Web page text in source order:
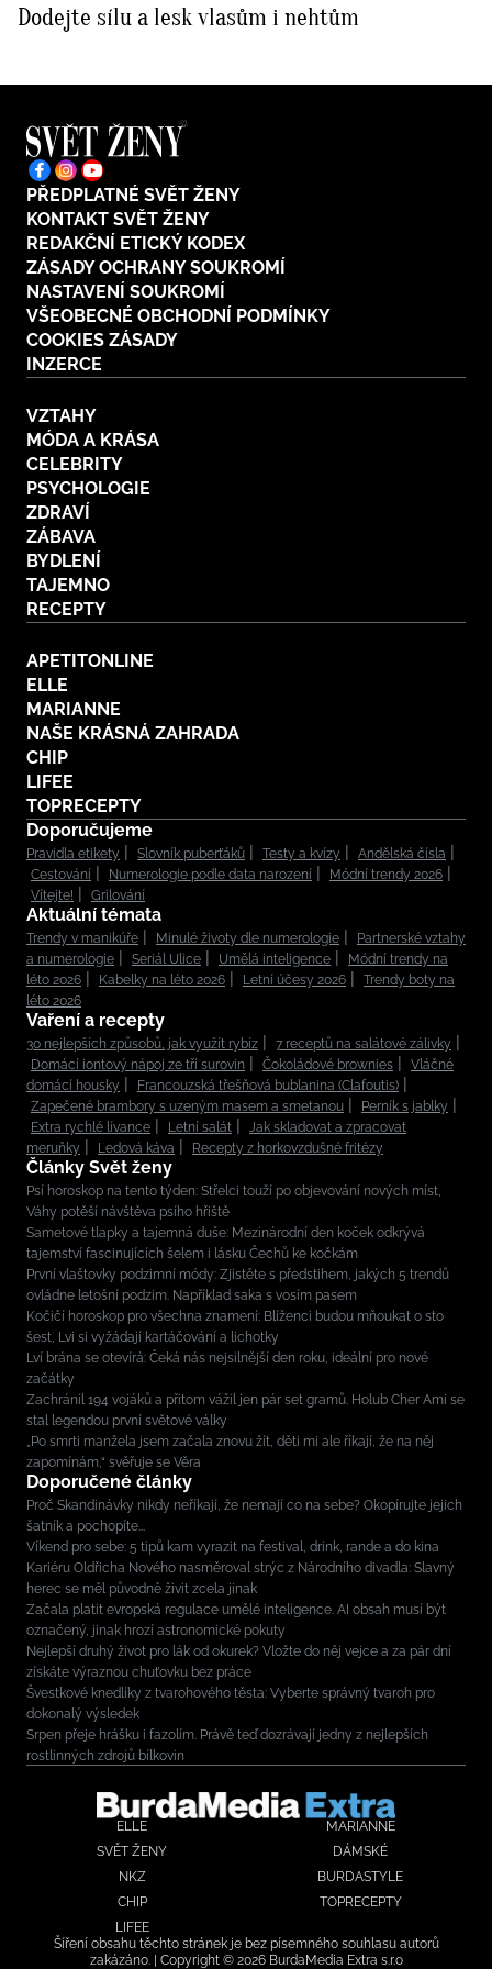
Tvoření
BurdaMedia
Dodejte sílu a lesk vlasům i nehtům
PŘEDPLATNÉ SVĚT ŽENY
KONTAKT SVĚT ŽENY
REDAKČNÍ ETICKÝ KODEX
ZÁSADY OCHRANY SOUKROMÍ
NASTAVENÍ SOUKROMÍ
VŠEOBECNÉ OBCHODNÍ PODMÍNKY
COOKIES ZÁSADY
INZERCE
VZTAHY
MÓDA A KRÁSA
CELEBRITY
PSYCHOLOGIE
ZDRAVÍ
ZÁBAVA
BYDLENÍ
TAJEMNO
RECEPTY
APETITONLINE
ELLE
MARIANNE
NAŠE KRÁSNÁ ZAHRADA
CHIP
LIFEE
TOPRECEPTY
Doporučujeme
Pravidla etikety Slovník puberťáků Testy a kvízy
Andělská čísla
Cestování
Numerologie podle data narození
Módní trendy 2026
Vítejte!
Grilování
Aktuální témata
Trendy v manikúře Minulé životy dle numerologie
Partnerské vztahy
a numerologie
Seriál Ulice Umělá inteligence
Módní trendy na
léto 2026
Kabelky na léto 2026 Letní účesy 2026
Trendy boty na
léto 2026
Vaření a recepty
30 nejlepších způsobů, jak využít rybíz
7 receptů na salátové zálivky
Domácí iontový nápoj ze tří surovin
Čokoládové brownies
Vláčné
domácí housky
Francouzská třešňová bublanina (Clafoutis)
Zapečené brambory s uzeným masem a smetanou
Perník s jablky
Extra rychlé lívance
Letní salát
Jak skladovat a zpracovat
meruňky
Ledová káva Recepty z horkovzdušné fritézy
Články Svět ženy
Psí horoskop na tento týden: Střelci touží po objevování nových míst,
Váhy potěší návštěva psího hřiště
Sametové tlapky a tajemná duše: Mezinárodní den koček odkrývá
tajemství fascinujících šelem i lásku Čechů ke kočkám
První vlaštovky podzimní módy: Zjistěte s předstihem, jakých 5 trendů
ovládne letošní podzim. Například saka s vosím pasem
Kočičí horoskop pro všechna znamení: Blíženci budou mňoukat o sto
šest, Lvi si vyžádají kartáčování a lichotky
Lví brána se otevírá: Čeká nás nejsilnější den roku, ideální pro nové
začátky
Zachránil 194 vojáků a přitom vážil jen pár set gramů. Holub Cher Ami se
stal legendou první světové války
„Po smrti manžela jsem začala znovu žít, děti mi ale říkají, že na něj
zapomínám,“ svěřuje se Věra
Doporučené články
Proč Skandinávky nikdy neříkají, že nemají co na sebe? Okopírujte jejich
šatník a pochopíte...
Víkend pro sebe: 5 tipů kam vyrazit na festival, drink, rande a do kina
Kariéru Oldřicha Nového nasměroval strýc z Národního divadla: Slavný
herec se měl původně živit zcela jinak
Začala platit evropská regulace umělé inteligence. AI obsah musí být
označený, jinak hrozí astronomické pokuty
Nejlepší druhý život pro lák od okurek? Vložte do něj vejce a za pár dní
získáte výraznou chuťovku bez práce
Švestkové knedlíky z tvarohového těsta: Vyberte správný tvaroh pro
dokonalý výsledek
Srpen přeje hrášku i fazolím. Právě teď dozrávají jedny z nejlepších
rostlinných zdrojů bílkovin
ELLE
MARIANNE
SVĚT ŽENY
DÁMSKÉ
NKZ
BURDASTYLE
CHIP
TOPRECEPTY
LIFEE
Šíření obsahu těchto stránek je bez písemného souhlasu autorů
zakázáno. | Copyright © 2026 BurdaMedia Extra s.r.o